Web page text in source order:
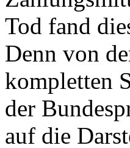
Tod fand
Denn von
kompletten
der
auf die